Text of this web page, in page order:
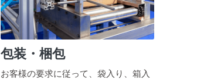
包装・梱包
お客様の要求に従って、袋入り、箱入